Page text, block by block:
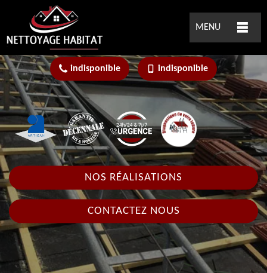
MENU
indisponible indisponible
NOS RÉALISATIONS
CONTACTEZ NOUS